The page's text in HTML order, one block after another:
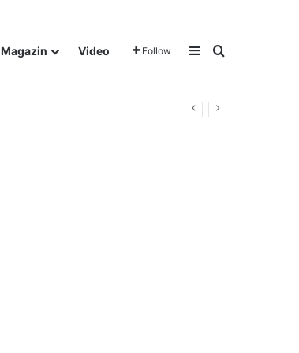
Magazin Video Follow Sidebar
Traži